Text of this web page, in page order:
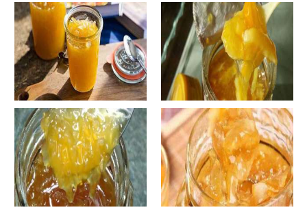
手工鱼的做法大全图解
蜂蜜柚子茶的正确做法-蜂蜜柚
子茶的浸泡方法有哪些？
自制蜂蜜柚子茶-蜂蜜柚子茶有
哪些正确的做法？
自制蜂蜜柚子茶-蜂蜜柚子茶如
何正确饮用？